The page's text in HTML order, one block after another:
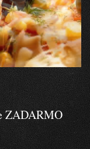
ZADARMO